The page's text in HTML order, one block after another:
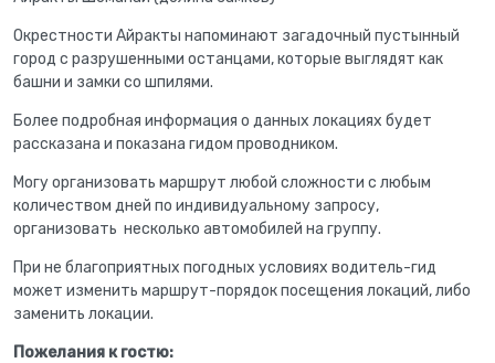
Окрестности Айракты напоминают загадочный пустынный
город с разрушенными останцами, которые выглядят как
башни и замки со шпилями.
Более подробная информация о данных локациях будет
рассказана и показана гидом проводником.
Могу организовать маршрут любой сложности с любым
количеством дней по индивидуальному запросу,
организовать несколько автомобилей на группу.
При не благоприятных погодных условиях водитель-гид
может изменить маршрут-порядок посещения локаций, либо
заменить локации.
Пожелания к гостю: